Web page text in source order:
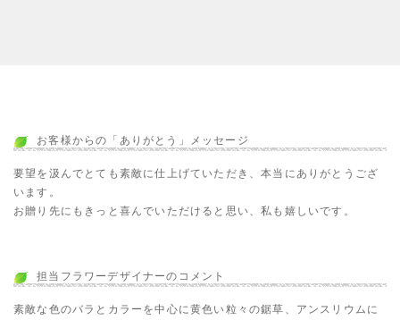
お客様からの「ありがとう」メッセージ
要望を汲んでとても素敵に仕上げていただき、本当にありがとうござ
います。
お贈り先にもきっと喜んでいただけると思い、私も嬉しいです。
担当フラワーデザイナーのコメント
素敵な色のバラとカラーを中心に黄色い粒々の鋸草、アンスリウムに